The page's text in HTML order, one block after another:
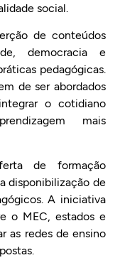
social.
de conteúdos
democracia e
pedagógicas.
de ser abordados
o cotidiano
mais
de formação
disponibilização de
A iniciativa
o MEC, estados e
as redes de ensino